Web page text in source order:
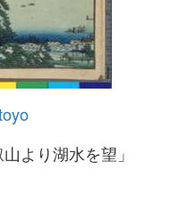
より湖水を望」